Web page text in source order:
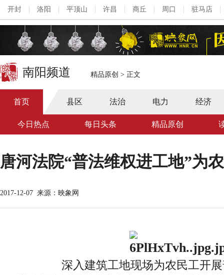
开封 洛阳 平顶山 许昌 商丘 周口 驻马店
南阳频道 精品原创 > 正文
首页 县区 法治 电力 经济
今日热点 每日头条 精品原创
唐河法院“普法维权进工地”为
2017-12-07 来源：映象网
深入建筑工地现场为农民工开